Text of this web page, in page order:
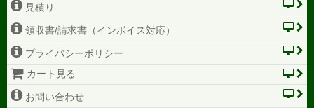
見積り
領収書/請求書（インボイス対応）
プライバシーポリシー
カート見る
お問い合わせ